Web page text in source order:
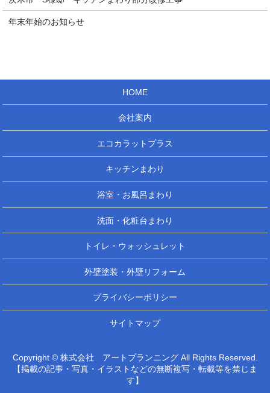
年末年始のお知らせ
HOME
会社案内
エコカラットプラス
キッチンまわり
浴室・お風呂まわり
洗面・化粧台まわり
トイレ・ウォッシュレット
外壁塗装・外壁リフォーム
プライバシーポリシー
サイトマップ
Copyright © 株式会社 アートプランニング All Rights Reserved.
【掲載の記事・写真・イラストなどの無断複写・転載等を禁じま
す】